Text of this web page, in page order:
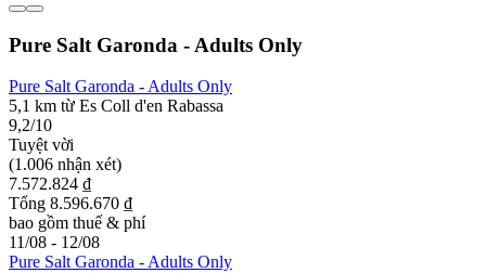
Pure Salt Garonda - Adults Only
Pure Salt Garonda - Adults Only
5,1 km từ Es Coll d'en Rabassa
9,2/10
Tuyệt vời
(1.006 nhận xét)
7.572.824 ₫
Tổng 8.596.670 ₫
bao gồm thuế & phí
11/08 - 12/08
Pure Salt Garonda - Adults Only